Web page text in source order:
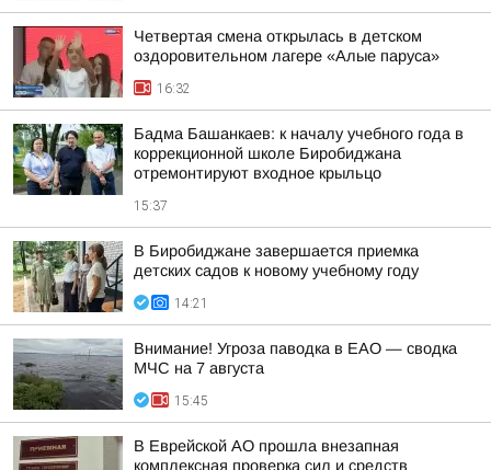
Четвертая смена открылась в детском
оздоровительном лагере «Алые паруса»
16:32
Бадма Башанкаев: к началу учебного года в
коррекционной школе Биробиджана
отремонтируют входное крыльцо
15:37
В Биробиджане завершается приемка
детских садов к новому учебному году
14:21
Внимание! Угроза паводка в ЕАО — сводка
МЧС на 7 августа
15:45
В Еврейской АО прошла внезапная
комплексная проверка сил и средств